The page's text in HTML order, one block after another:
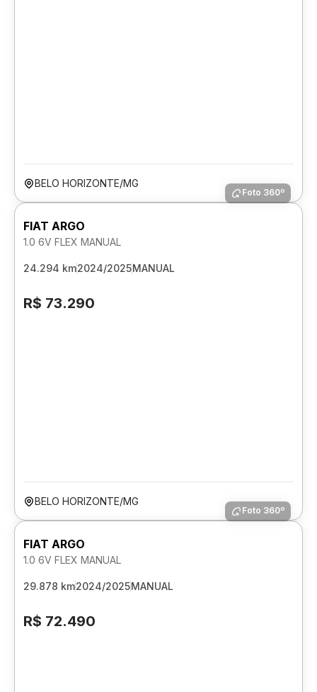
BELO HORIZONTE/MG
Foto 360º
FIAT ARGO
1.0 6V FLEX MANUAL
24.294 km2024/2025MANUAL
R$ 73.290
BELO HORIZONTE/MG
Foto 360º
FIAT ARGO
1.0 6V FLEX MANUAL
29.878 km2024/2025MANUAL
R$ 72.490